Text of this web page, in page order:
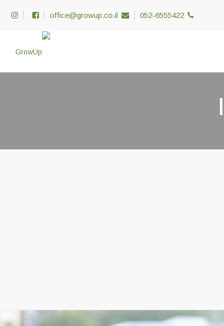
office@growup.co.il 052-6555422